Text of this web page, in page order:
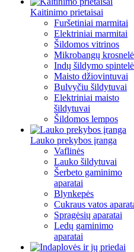
Kaitinimo prietaisai
Furšetiniai marmitai
Elektriniai marmitai
Šildomos vitrinos
Mikrobangų
Indų šildymo
Maisto džiovintuvai
Bulvyčiu šildytuvai
Elektriniai maisto
šildytuvai
Šildomos lempos
Lauko prekybos įranga
Vaflinės
Lauko šildytuvai
Šerbeto gaminimo
aparatai
Blynkepės
Cukraus vatos
Spragėsių aparatai
Ledų gaminimo
aparatai